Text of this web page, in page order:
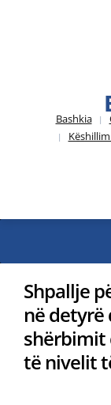
Bashkia
Shpallje
në detyrë
shërbimit
të nivelit